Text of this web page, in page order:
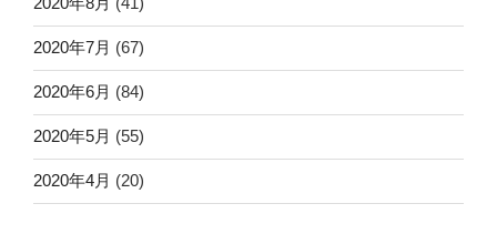
2020年7月 (67)
2020年6月 (84)
2020年5月 (55)
2020年4月 (20)